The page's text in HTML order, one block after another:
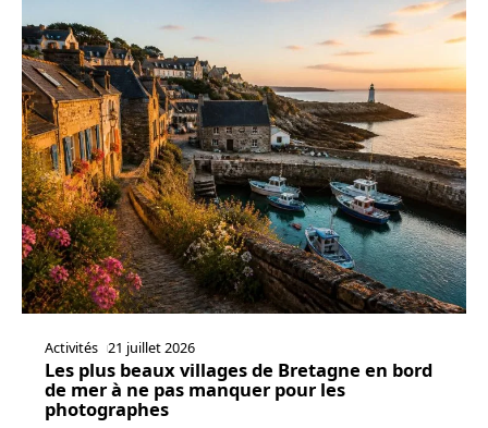
Activités 21 juillet 2026
Les plus beaux villages de Bretagne en bord
de mer à ne pas manquer pour les
photographes